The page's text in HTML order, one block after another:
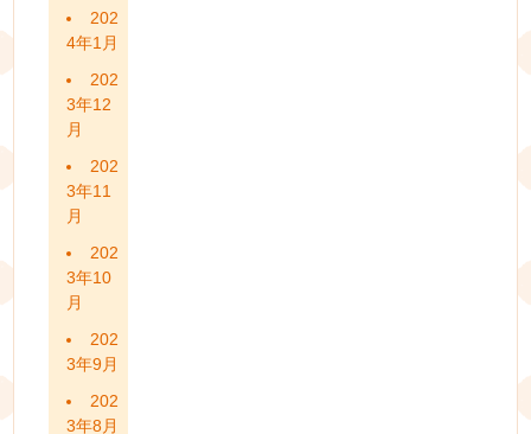
202
4年1月
202
3年12
月
202
3年11
月
202
3年10
月
202
3年9月
202
3年8月